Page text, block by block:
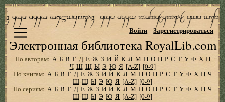
Электронная библиотека RoyalLib.com
Войти Зарегистрироваться
По авторам: А Б В Г Д Е Ж З И Й К Л М Н О П Р С Т У Ф Х Ц
Ч Ш Щ Ы Э Ю Я [A-Z] [0-9]
По книгам: А Б В Г Д Е Ж З И Й К Л М Н О П Р С Т У Ф Х Ц Ч
Ш Щ Ы Э Ю Я [A-Z] [0-9]
По сериям: А Б В Г Д Е Ж З И Й К Л М Н О П Р С Т У Ф Х Ц Ч
Ш Щ Ы Э Ю Я [A-Z] [0-9]